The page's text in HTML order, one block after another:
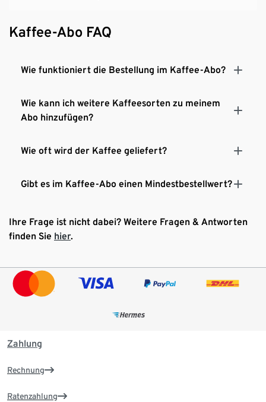
Kaffee-Abo FAQ
Wie funktioniert die Bestellung im Kaffee-Abo?
Wie kann ich weitere Kaffeesorten zu meinem
Abo hinzufügen?
Wie oft wird der Kaffee geliefert?
Gibt es im Kaffee-Abo einen Mindestbestellwert?
Ihre Frage ist nicht dabei? Weitere Fragen & Antworten
finden Sie hier.
Zahlung
Rechnung
Ratenzahlung